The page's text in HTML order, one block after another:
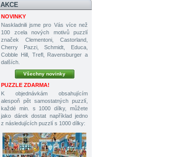
AKCE
NOVINKY
Naskladnili jsme pro Vás více než
100 zcela nových motivů puzzlí
značek Clementoni, Castorland,
Cherry Pazzi, Schmidt, Educa,
Cobble Hill, Trefl, Ravensburger a
dalších.
Všechny novinky
PUZZLE ZDARMA!
K objednávkám obsahujícím
alespoň pět samostatných puzzlí,
každé min. s 1000 dílky, můžete
jako dárek dostat například jedno
z následujících puzzlí s 1000 dílky: